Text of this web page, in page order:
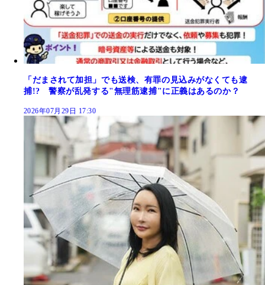
「だまされて加担」でも送検、有罪の見込みがなくても逮
捕!? 警察が乱発する"無理筋逮捕"に正義はあるのか？
2026年07月29日 17:30